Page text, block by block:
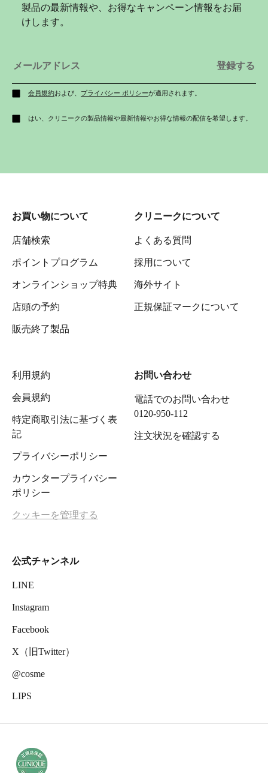
バースデー特典や、購入に応じて貯まるポイントなど。様々な
サービスをお楽しみいただけます。
製品の最新情報や、お得なキャンペーン情報をお届
けします。
会員規約および、 プライバシー ポリシーが適用されます。
はい、クリニークの製品情報や最新情報やお得な情報の配信を希望します。
お買い物について
店舗検索
ポイントプログラム
オンラインショップ特典
店頭の予約
販売終了製品
クリニークについて
よくある質問
採用について
海外サイト
正規保証マークについて
利用規約
会員規約
特定商取引法に基づく表
記
プライバシーポリシー
カウンタープライバシー
ポリシー
クッキーを管理する
お問い合わせ
電話でのお問い合わせ
0120-950-112
注文状況を確認する
公式チャンネル
LINE
Instagram
Facebook
X（旧Twitter）
@cosme
LIPS